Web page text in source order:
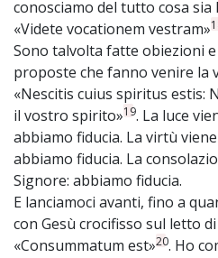
conosciamo del tutto cosa sia
«Videte vocationem vestram»
Sono talvolta fatte obiezioni
proposte che fanno venire la
«Nescitis cuius spiritus estis:
il vostro spirito»19. La luce
abbiamo fiducia. La virtù
abbiamo fiducia. La
Signore: abbiamo fiducia.
E lanciamoci avanti, fino a
con Gesù crocifisso sul letto
«Consummatum est»20. Ho